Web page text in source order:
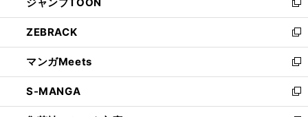
で
開
く
ド
ウ
で
開
く
ィ
ン
ド
ウ
で
開
く
い
ウ
ィ
ン
ド
ウ
で
開
新
し
い
ウ
ィ
ン
ド
ウ
ZEBRACK
新
し
い
ウ
ィ
ン
マンガMeets
新
し
い
ウ
S-MANGA
新
し